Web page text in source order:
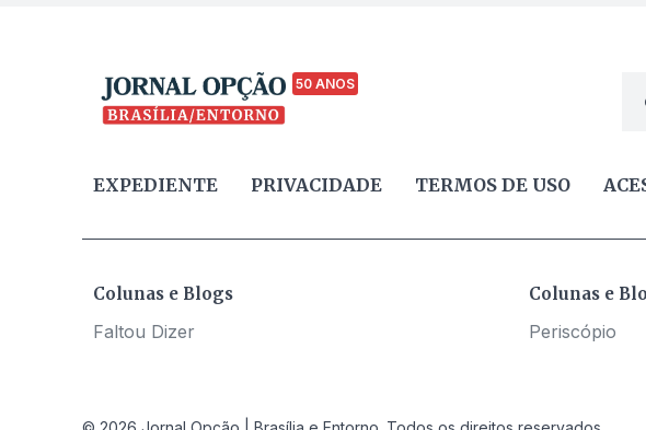
50 ANOS
EXPEDIENTE PRIVACIDADE TERMOS DE USO
Colunas e Blogs
Faltou Dizer
Colunas e
Periscópio